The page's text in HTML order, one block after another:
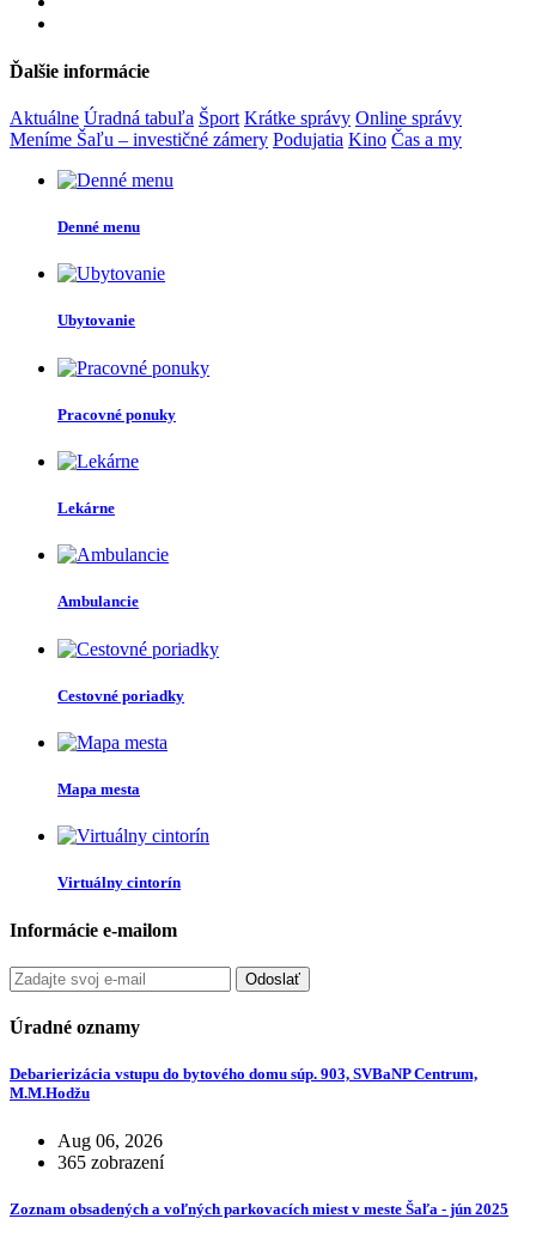
Ďalšie informácie
Aktuálne Úradná tabuľa Šport Krátke správy Online správy
Meníme Šaľu – investičné zámery Podujatia Kino Čas a my
Denné menu
Ubytovanie
Pracovné ponuky
Lekárne
Ambulancie
Cestovné poriadky
Mapa mesta
Virtuálny cintorín
Informácie e-mailom
Odoslať
Úradné oznamy
Debarierizácia vstupu do bytového domu súp. 903, SVBaNP Centrum,
M.M.Hodžu
Aug 06, 2026
365 zobrazení
Zoznam obsadených a voľných parkovacích miest v meste Šaľa - jún 2025